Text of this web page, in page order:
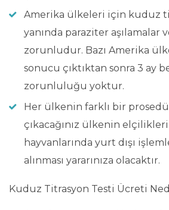
Amerika ülkeleri için kuduz
yanında paraziter aşılamalar
zorunludur. Bazı Amerika
sonucu çıktıktan sonra 3 ay
zorunluluğu yoktur.
Her ülkenin farklı bir
çıkacağınız ülkenin
hayvanlarında yurt dışı
alınması yararınıza olacaktır.
Kuduz Titrasyon Testi Ücreti